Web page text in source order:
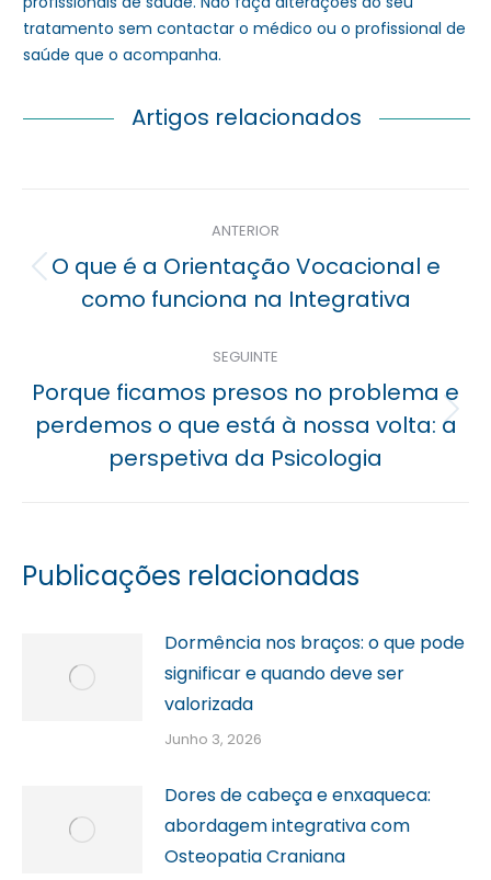
tratamento sem contactar o médico ou o profissional de
saúde que o acompanha.
Artigos relacionados
Navegação
posterior
ANTERIOR
Previous
post:
O que é a Orientação Vocacional e
como funciona na Integrativa
SEGUINTE
Próximo
post:
Porque ficamos presos no problema e
perdemos o que está à nossa volta: a
perspetiva da Psicologia
Publicações relacionadas
Dormência nos braços: o que pode
significar e quando deve ser
valorizada
Junho 3, 2026
Dores de cabeça e enxaqueca:
abordagem integrativa com
Osteopatia Craniana